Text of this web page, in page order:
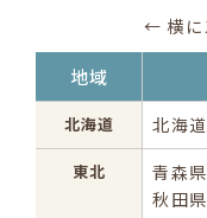
← 横に
地域
北海道 北海道
東北
青森
秋田